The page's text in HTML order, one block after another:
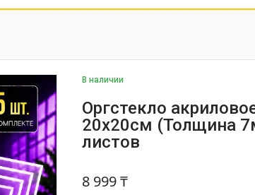
В наличии
Оргстекло
20х20см (Толщина
листов
8 999 ₸